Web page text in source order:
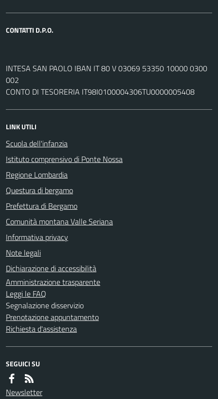
CONTATTI D.P.O.
INTESA SAN PAOLO IBAN IT 80 V 03069 53350 10000 0300
002
CONTO DI TESORERIA IT98I0100004306TU0000005408
LINK UTILI
Scuola dell'infanzia
Istituto comprensivo di Ponte Nossa
Regione Lombardia
Questura di bergamo
Prefettura di Bergamo
Comunità montana Valle Seriana
Informativa privacy
Note legali
Dichiarazione di accessibilità
Amministrazione trasparente
Leggi le FAQ
Segnalazione disservizio
Prenotazione appuntamento
Richiesta d'assistenza
SEGUICI SU
Newsletter